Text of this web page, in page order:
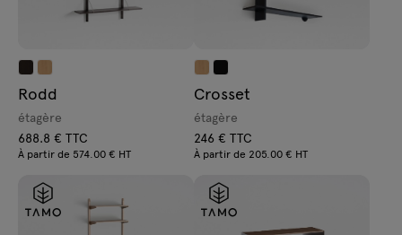
Rodd
étagère
688.8 € TTC
À partir de 574.00 € HT
Crosset
étagère
246 € TTC
À partir de 205.00 € HT